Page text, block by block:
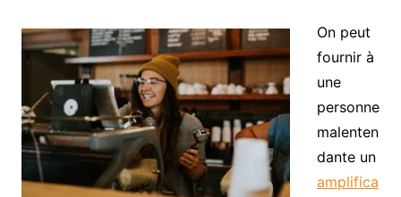
On peut
fournir à
une
personne
malenten
dante un
amplifica